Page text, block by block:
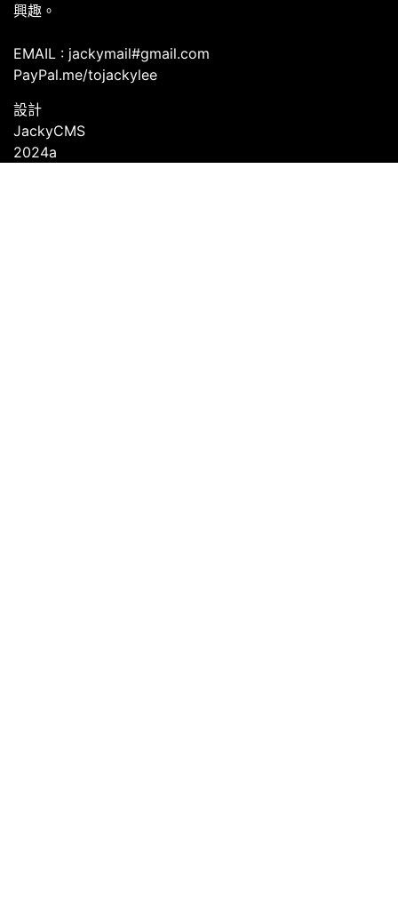
興趣。
EMAIL : jackymail#gmail.com
PayPal.me/tojackylee
設計
JackyCMS
2024a